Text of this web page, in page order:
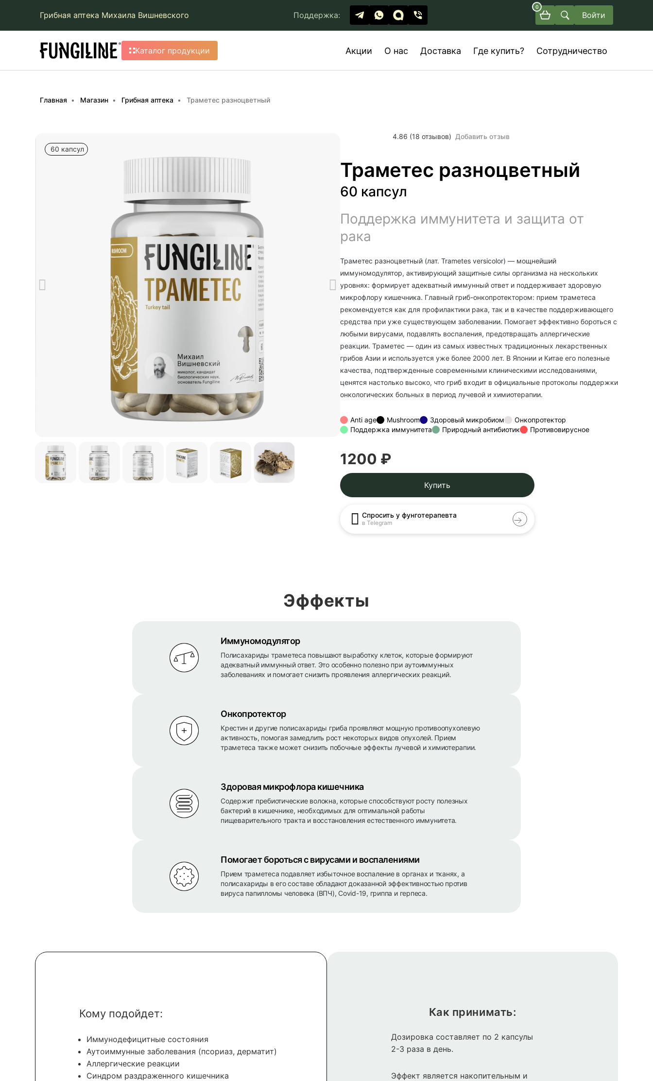
Грибная аптека Михаила Вишневского Поддержка:
0
Войти
Каталог продукции Акции О нас Доставка Где купить? Сотрудничество
Главная Магазин Грибная аптека Траметес разноцветный
60 капсул
4.86 (18 отзывов) Добавить отзыв
Траметес разноцветный
60 капсул
Поддержка иммунитета и защита от
рака
Траметес разноцветный (лат. Trametes versicolor) — мощнейший
иммуномодулятор, активирующий защитные силы организма на нескольких
уровнях: формирует адекватный иммунный ответ и поддерживает здоровую
микрофлору кишечника. Главный гриб-онкопротектором: прием траметеса
рекомендуется как для профилактики рака, так и в качестве поддерживающего
средства при уже существующем заболевании. Помогает эффективно бороться с
любыми вирусами, подавлять воспаления, предотвращать аллергические
реакции. Траметес — один из самых известных традиционных лекарственных
грибов Азии и используется уже более 2000 лет. В Японии и Китае его полезные
качества, подтвержденные современными клиническими исследованиями,
ценятся настолько высоко, что гриб входит в официальные протоколы поддержки
онкологических больных в период лучевой и химиотерапии.
Anti age Mushroom Здоровый микробиом
Онкопротектор
Поддержка иммунитета
Природный антибиотик Противовирусное
1200 ₽
Купить
Спросить у фунготерапевта
в Telegram
Эффекты
Иммуномодулятор
Полисахариды траметеса повышают выработку клеток, которые формируют
адекватный иммунный ответ. Это особенно полезно при аутоиммунных
заболеваниях и помогает снизить проявления аллергических реакций.
Онкопротектор
Крестин и другие полисахариды гриба проявляют мощную противоопухолевую
активность, помогая замедлить рост некоторых видов опухолей. Прием
траметеса также может снизить побочные эффекты лучевой и химиотерапии.
Здоровая микрофлора кишечника
Содержит пребиотические волокна, которые способствуют росту полезных
бактерий в кишечнике, необходимых для оптимальной работы
пищеварительного тракта и восстановления естественного иммунитета.
Помогает бороться с вирусами и воспалениями
Прием траметеса подавляет избыточное воспаление в органах и тканях, а
полисахариды в его составе обладают доказанной эффективностью против
вируса папилломы человека (ВПЧ), Covid-19, гриппа и герпеса.
Кому подойдет:
Иммунодефицитные состояния
Аутоиммунные заболевания (псориаз, дерматит)
Аллергические реакции
Синдром раздраженного кишечника
Как принимать:
Дозировка составляет по 2 капсулы
2-3 раза в день.
Эффект является накопительным и